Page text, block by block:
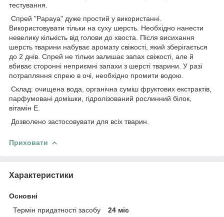
тестування.
Спрей "Papaya" дуже простий у використанні.
Використовувати тільки на суху шерсть. Необхідно нанести
невелику кількість від голови до хвоста. Після висихання
шерсть тварини набуває аромату свіжості, який зберігається
до 2 днів. Спрей не тільки залишає запах свіжості, але й
вбиває сторонні неприємні запахи з шерсті тварини. У разі
потрапляння спрею в очі, необхідно промити водою.
Склад: очищена вода, органічна суміш фруктових екстрактів,
парфумовані домішки, гідролізований рослинний білок,
вітамін Е.
Дозволено застосовувати для всіх тварин.
Приховати
Характеристики
Основні
Термін придатності засобу
24 міс